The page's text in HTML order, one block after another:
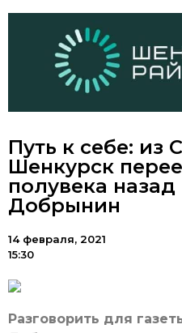
Путь к себе: из
Шенкурск
полувека
Добрынин
14 февраля, 2021
15:30
Разговорить для